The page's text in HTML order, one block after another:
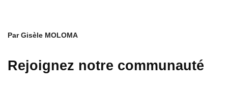
Par Gisèle MOLOMA
Rejoignez notre communauté